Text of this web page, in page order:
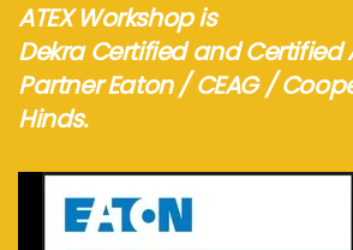
ATEX Workshop is
Dekra Certified and Certified
Partner Eaton / CEAG /
Hinds.